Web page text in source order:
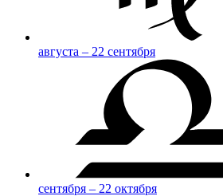
августа – 22 сентября
сентября – 22 октября